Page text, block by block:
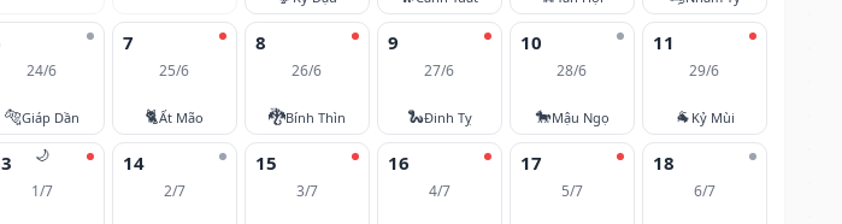
24/6
🐅Giáp Dần
7
25/6
🐈Ất Mão
8
26/6
🐉Bính Thìn
9
27/6
🐍Đinh Tỵ
10
28/6
🐎Mậu Ngọ
11
29/6
🐐 Kỷ Mùi
🌙
1/7
14
2/7
15
3/7
16
4/7
17
5/7
18
6/7